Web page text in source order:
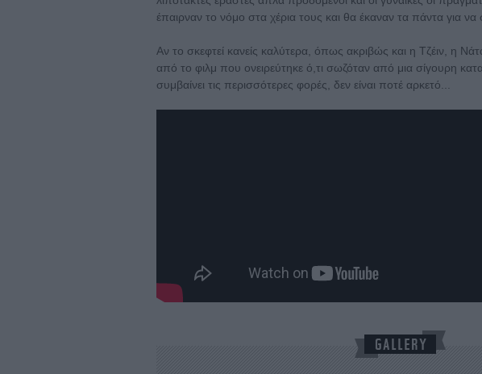
έπαιρναν το νόμο στα χέρια τους και θα έκαναν τα πάντα για να
Αν το σκεφτεί κανείς καλύτερα, όπως ακριβώς και η Τζέιν, η
από το φιλμ που ονειρεύτηκε ό,τι σωζόταν από μια σίγουρη
συμβαίνει τις περισσότερες φορές, δεν είναι ποτέ αρκετό...